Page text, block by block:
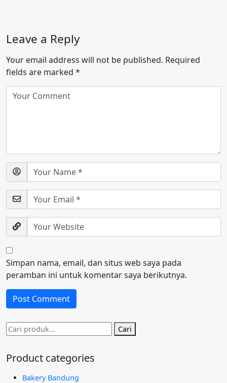
Leave a Reply
Your email address will not be published. Required
fields are marked *
Simpan nama, email, dan situs web saya pada
peramban ini untuk komentar saya berikutnya.
Pencarian
untuk:
Cari
Product categories
Bakery Bandung